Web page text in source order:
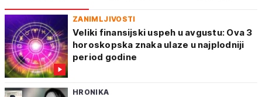
ZANIMLJIVOSTI
Veliki finansijski uspeh u avgustu: Ova 3
horoskopska znaka ulaze u najplodniji
period godine
HRONIKA